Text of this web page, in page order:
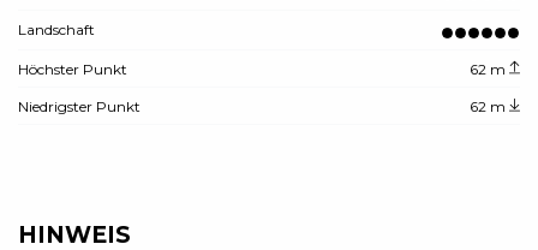
Landschaft
Höchster Punkt 62 m
Niedrigster Punkt 62 m
HINWEIS